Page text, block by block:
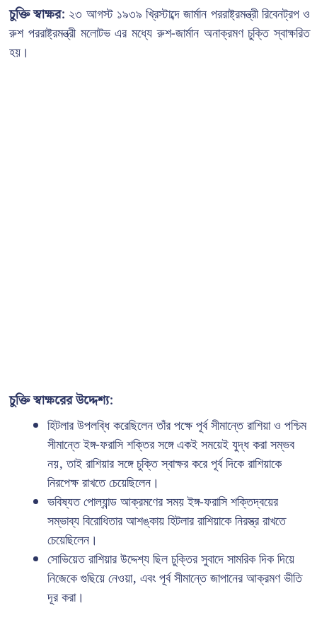
চুক্তি স্বাক্ষর: ২৩ আগস্ট ১৯৩৯ খ্রিস্টাব্দে জার্মান পররাষ্ট্রমন্ত্রী রিবেনট্রপ ও
রুশ পররাষ্ট্রমন্ত্রী মলোটভ এর মধ্যে রুশ-জার্মান অনাক্রমণ চুক্তি স্বাক্ষরিত
হয়।
চুক্তি স্বাক্ষরের উদ্দেশ্য:
হিটলার উপলব্ধি করেছিলেন তাঁর পক্ষে পূর্ব সীমান্তে রাশিয়া ও পশ্চিম
সীমান্তে ইঙ্গ-ফরাসি শক্তির সঙ্গে একই সময়েই যুদ্ধ করা সম্ভব
নয়, তাই রাশিয়ার সঙ্গে চুক্তি স্বাক্ষর করে পূর্ব দিকে রাশিয়াকে
নিরপেক্ষ রাখতে চেয়েছিলেন।
ভবিষ্যত পোল্যান্ড আক্রমণের সময় ইঙ্গ-ফরাসি শক্তিদ্বয়ের
সম্ভাব্য বিরোধিতার আশঙ্কায় হিটলার রাশিয়াকে নিরস্ত্র রাখতে
চেয়েছিলেন।
সোভিয়েত রাশিয়ার উদ্দেশ্য ছিল চুক্তির সুবাদে সামরিক দিক দিয়ে
নিজেকে গুছিয়ে নেওয়া, এবং পূর্ব সীমান্তে জাপানের আক্রমণ ভীতি
দূর করা।